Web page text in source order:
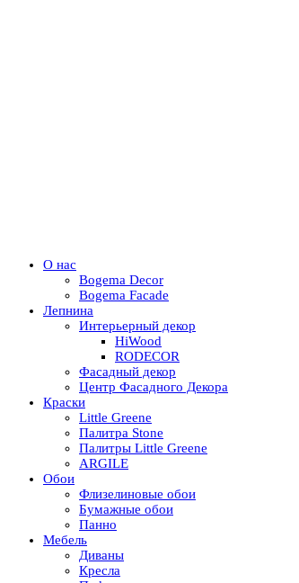
О нас
Bogema Decor
Bogema Facade
Лепнина
Интерьерный декор
HiWood
RODECOR
Фасадный декор
Центр Фасадного Декора
Краски
Little Greene
Палитра Stone
Палитры Little Greene
ARGILE
Обои
Флизелиновые обои
Бумажные обои
Панно
Мебель
Диваны
Кресла